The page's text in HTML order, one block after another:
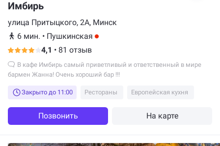
Имбирь
улица Притыцкого, 2А, Минск
6 мин. • Пушкинская
4,1 • 81 отзыв
бармен Жанна! Очень хороший бар !!!
Закрыто до 11:00 Рестораны Европейская кухня
Позвонить На карте